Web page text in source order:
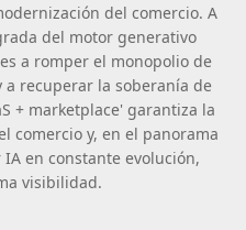
del comercio. A
del motor generativo
a romper el monopolio de
recuperar la soberanía de
+ marketplace' garantiza la
comercio y, en el panorama
en constante evolución,
visibilidad.